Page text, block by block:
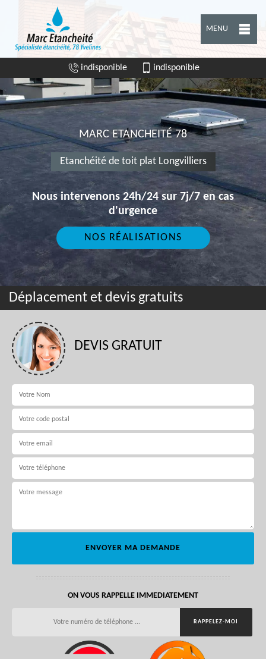
MENU
indisponible indisponible
MARC ETANCHEITÉ 78
Etanchéité de toit plat Longvilliers
Nous intervenons 24h/24 sur 7j/7 en cas
d'urgence
NOS RÉALISATIONS
Déplacement et devis gratuits
DEVIS GRATUIT
ON VOUS RAPPELLE IMMEDIATEMENT